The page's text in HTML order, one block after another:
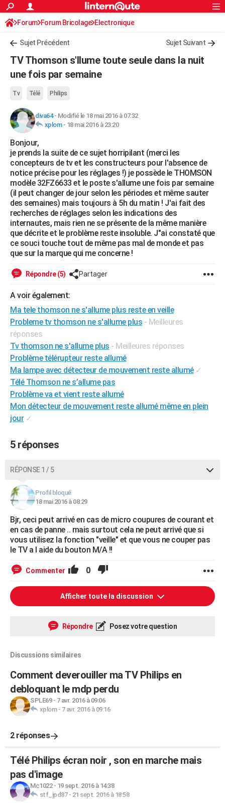
ACTUALITÉS
Politique
Société
Faits Divers
Education
Monde
Villes
+
Programme TV
Streaming
Sorties cinéma
Musique
FINANCE
Retraite
Impôts
Epargne
Immobilier
Risques naturels par ville
Banque
Assurance
Crédit
AUTO
Essais
Réserver un essai
Citadines
Berlines
SUV
Forum auto
HIGH-TECH
Mobiles
Meilleur smartphone
Internet
Ordinateurs
Jeux vidéo
Guide high-tech
BRICOLAGE
Forum
Aménagement intérieur
Extérieur
Cuisine
Salle de bains
Jardinage
Rangement
WEEK-END
Guides de France
Escapades
Patrimoine
Expositions
Musées
Week-end nature
+LIFESTYLE
Art de vivre
Bien-être
Loisirs
Mode
Modes de vie
SANTE
Alimentation
Guide de la santé
Maladies
Médicaments
Sommeil
VOYAGE
Destinations
City break
Voyage nature
Voyage de noces
Forum
Climat
+PHOTO
GUIDES D'ACHAT
BONS PLANS
CARTE DE VOEUX
Carte de Noël
Carte Bonne année
Carte Saint-Valentin
Carte Pâques
Carte d'anniversaire
DICTIONNAIRE
Dictionnaire
Biographies
Citations
Expressions
Proverbes
PROGRAMME TV
COPAINS D'AVANT
S'inscrire
Se connecter
Primaires
Universités
Entreprises
Service militaire
Avis de recherche
AVIS DE DÉCÈS
FORUM
Bricolage
Lifestyle
Culture
Sport
Auto
Television
Voyage
Cinema
S'inscrire
Connexion
Forum Forum Bricolage Electronique
Sujet Précédent Sujet Suivant
TV Thomson s'llume toute seule dans la nuit
une fois par semaine
Tv Télé Philips
diva64- Modifié le 18 mai 2016 à 07:32
xplom- 18 mai 2016 à 23:20
Bonjour,
je prends la suite de ce sujet horripilant (merci les
concepteurs de tv et les constructeurs pour l'absence de
notice précise pour les réglages !) je possède le THOMSON
modèle 32FZ6633 et le poste s'allume une fois par semaine
(il peut changer de jour selon les périodes et même sauter
des semaines) mais toujours à 5h du matin ! J'ai fait des
recherches de réglages selon les indications des
internautes, mais rien ne se présente de la même manière
que décrite et le problème reste insoluble. J"ai constaté que
ce souci touche tout de même pas mal de monde et pas
que sur la marque qui me concerne !
Répondre (5) Partager
A voir également:
Ma tele thomson ne s'allume plus reste en veille
Probleme tv thomson ne s'allume plus - Meilleures
réponses
Tv thomson ne s'allume plus - Meilleures réponses
Problème télérupteur reste allumé
Ma lampe avec détecteur de mouvement reste allumé ✓
Télé Thomson ne s’allume pas
Problème va et vient reste allumé
Mon détecteur de mouvement reste allumé même en plein
jour ✓
5 réponses
RÉPONSE 1 / 5
Profil bloqué
18 mai 2016 à 08:29
Bjr, ceci peut arrivé en cas de micro coupures de courant et
en cas de panne .. mais surtout cela ne peut arrivé que si
vous utilisez la fonction "veille" et que vous ne couper pas
le TV a l aide du bouton M/A !!
Commenter 0
Afficher toute la discussion
Répondre Posez votre question
Discussions similaires
Comment deverouiller ma TV Philips en
debloquant le mdp perdu
SPLE69- 7 avr. 2016 à 09:06
xplom- 7 avr. 2016 à 09:16
2 réponses
Télé Philips écran noir , son en marche mais
pas d'image
Mc1022- 19 sept. 2016 à 14:38
stf_jpd87- 21 sept. 2016 à 18:58